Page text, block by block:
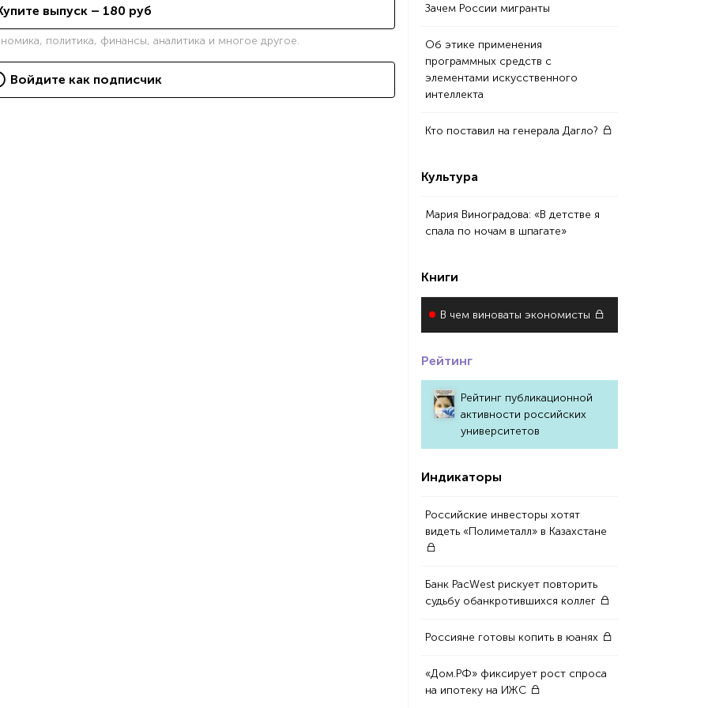
выпуск – 180 руб
политика, финансы, аналитика и многое другое.
Войдите как подписчик
Зачем России мигранты
Об этике применения
программных средств с
элементами искусственного
интеллекта
Кто поставил на генерала Дагло?
Культура
Мария Виноградова: «В детстве я
спала по ночам в шпагате»
Книги
В чем виноваты экономисты
Рейтинг
Рейтинг публикационной
активности российских
университетов
Индикаторы
Российские инвесторы хотят
видеть «Полиметалл» в Казахстане
Банк PacWest рискует повторить
судьбу обанкротившихся коллег
Россияне готовы копить в юанях
«Дом.РФ» фиксирует рост спроса
на ипотеку на ИЖС